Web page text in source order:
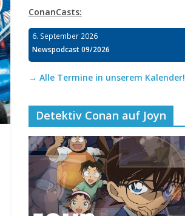
ConanCasts:
6. September 2026
Newspodcast 09/2026
→ Alle Termine in unserem Kalender!
Detektiv Conan auf Joyn